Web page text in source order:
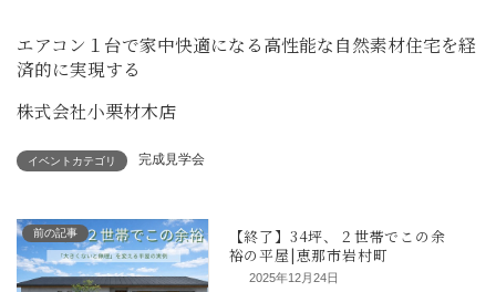
エアコン１台で家中快適になる高性能な自然素材住宅を経
済的に実現する
株式会社小栗材木店
イベントカテゴリ 完成見学会
前の記事
2025年12月24日